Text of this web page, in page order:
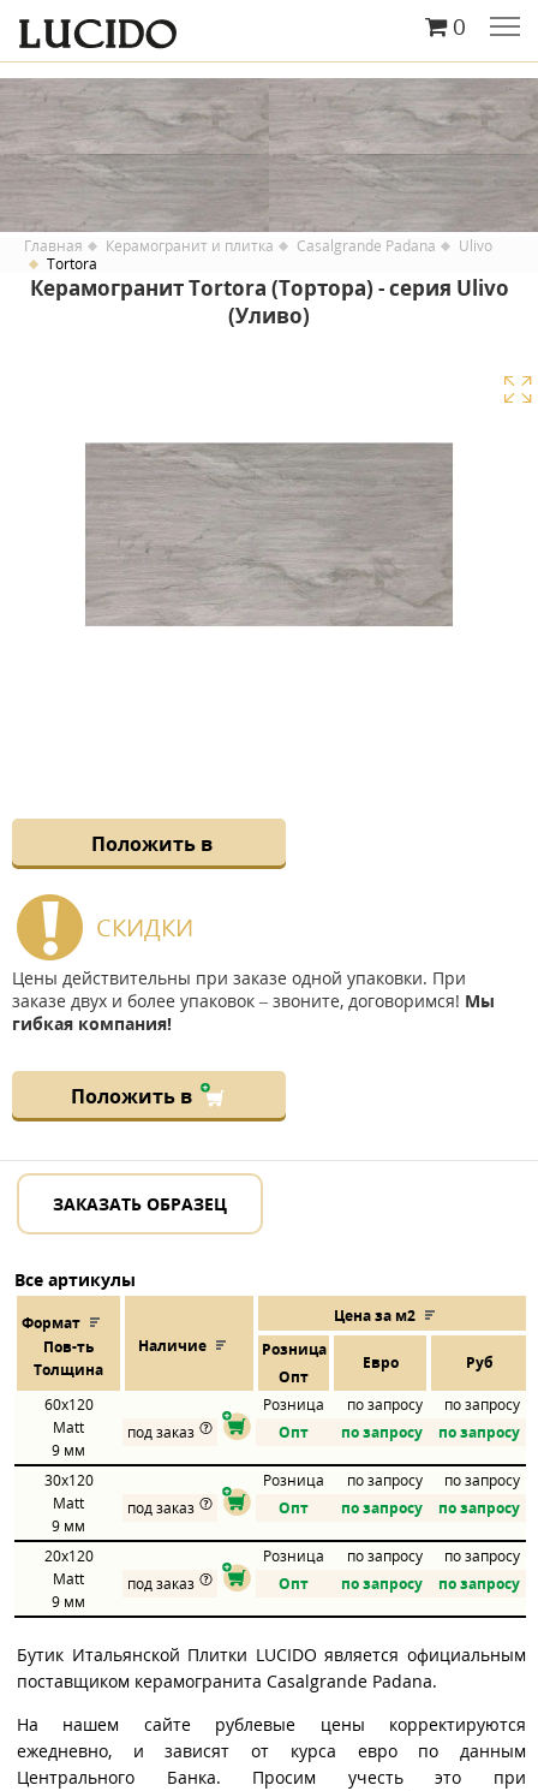
0
Главная Керамогранит и плитка Casalgrande Padana
Ulivo
Tortora
Керамогранит Tortora (Тортора) - серия Ulivo
(Уливо)
Положить в
СКИДКИ
Цены действительны при заказе одной упаковки. При
заказе двух и более упаковок – звоните, договоримся! Мы
гибкая компания!
Положить в
ЗАКАЗАТЬ ОБРАЗЕЦ
Все артикулы
Формат
Пов-ть
Толщина
Наличие
Цена за м2
Розница
Евро Руб
Опт
60x120
Matt
9 мм
Розница по запросу
по запросу
под заказ
Опт по запросу по запросу
30x120
Matt
9 мм
Розница по запросу
по запросу
под заказ
Опт по запросу по запросу
20x120
Matt
9 мм
Розница по запросу
по запросу
под заказ
Опт по запросу по запросу
Бутик Итальянской Плитки LUCIDO является официальным
поставщиком керамогранита Casalgrande Padana.
На нашем сайте рублевые цены корректируются
ежедневно, и зависят от курса евро по данным
Центрального Банка. Просим учесть это при